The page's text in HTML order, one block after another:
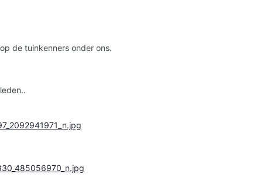
de tuinkenners onder ons.